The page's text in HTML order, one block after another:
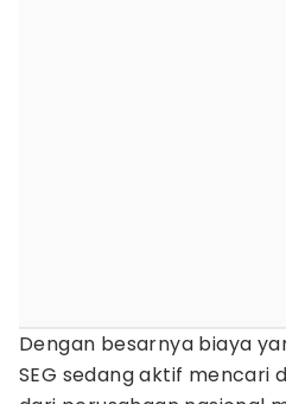
Dengan besarnya biaya
SEG sedang aktif mencari